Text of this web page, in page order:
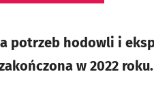
potrzeb hodowli i
w 2022